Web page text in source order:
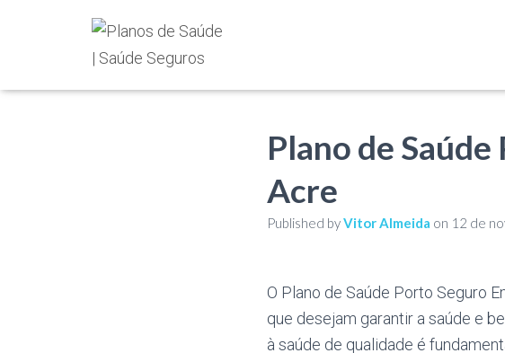
Plano de
Acre
Published byVitor Almeida on 12 de
O Plano de Saúde Porto Seguro
que desejam garantir a saúde e
à saúde de qualidade é